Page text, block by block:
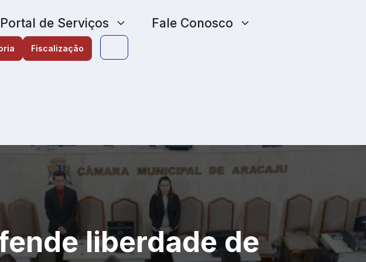
Portal de Serviços Fale Conosco
Fiscalização
liberdade de